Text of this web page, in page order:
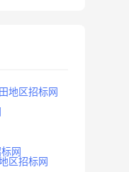
地区招标网
网
区招标网